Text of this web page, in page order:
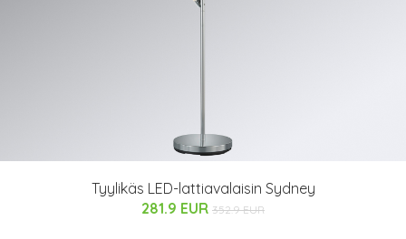
Tyylikäs LED-lattiavalaisin Sydney
281.9 EUR 352.9 EUR